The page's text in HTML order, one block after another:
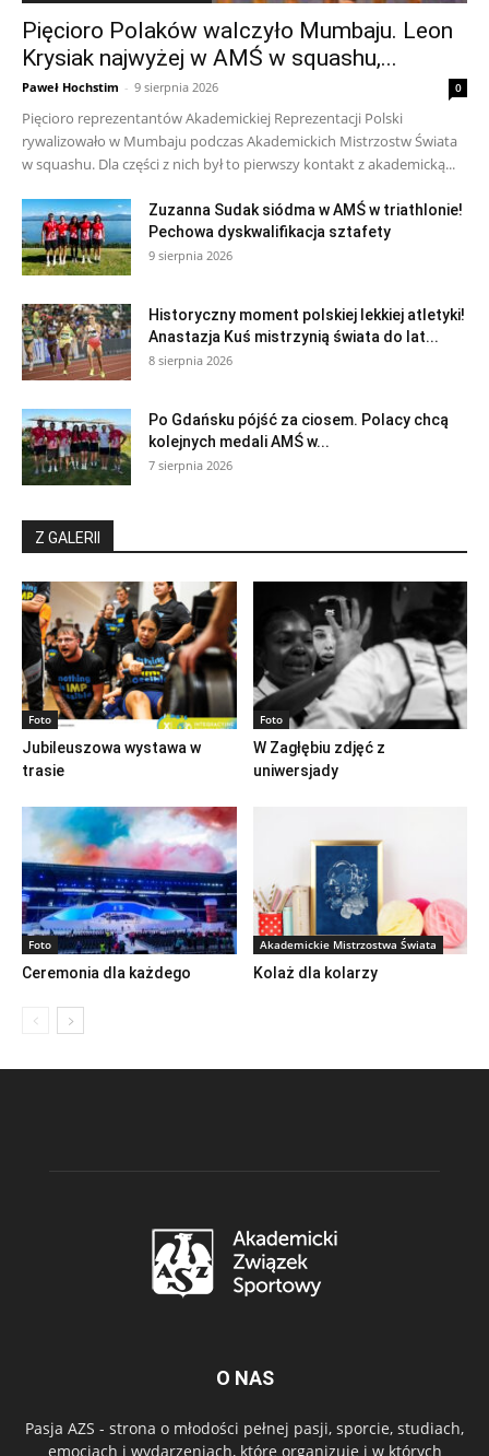
Pięcioro Polaków walczyło Mumbaju. Leon
Krysiak najwyżej w AMŚ w squashu,...
Paweł Hochstim - 9 sierpnia 2026 0
Pięcioro reprezentantów Akademickiej Reprezentacji Polski
rywalizowało w Mumbaju podczas Akademickich Mistrzostw Świata
w squashu. Dla części z nich był to pierwszy kontakt z akademicką...
Zuzanna Sudak siódma w AMŚ w triathlonie!
Pechowa dyskwalifikacja sztafety
9 sierpnia 2026
Historyczny moment polskiej lekkiej atletyki!
Anastazja Kuś mistrzynią świata do lat...
8 sierpnia 2026
Po Gdańsku pójść za ciosem. Polacy chcą
kolejnych medali AMŚ w...
7 sierpnia 2026
Z GALERII
Foto
Jubileuszowa wystawa w
trasie
Foto
W Zagłębiu zdjęć z
uniwersjady
Foto
Ceremonia dla każdego
Akademickie Mistrzostwa Świata
Kolaż dla kolarzy
O NAS
Pasja AZS - strona o młodości pełnej pasji, sporcie, studiach,
emocjach i wydarzeniach, które organizuje i w których